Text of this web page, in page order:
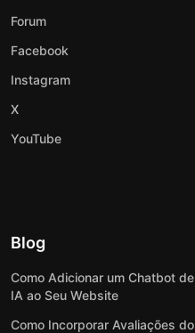
Forum
Facebook
Instagram
X
YouTube
Blog
Como Adicionar um Chatbot de
IA ao Seu Website
Como Incorporar Avaliações do